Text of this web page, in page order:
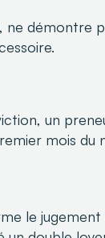
ne démontre
un
mois du
le